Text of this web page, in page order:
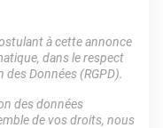
à cette annonce
dans le respect
Données (RGPD).
des données
de vos droits, nous